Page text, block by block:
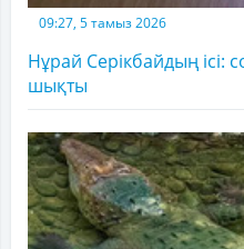
09:27, 5 тамыз 2026
Нұрай Серікбайдың ісі:
шықты